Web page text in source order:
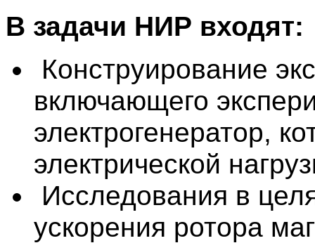
В задачи НИР входят:
Конструирование
включающего
электрогенератор,
электрической
Исследования в
ускорения ротора